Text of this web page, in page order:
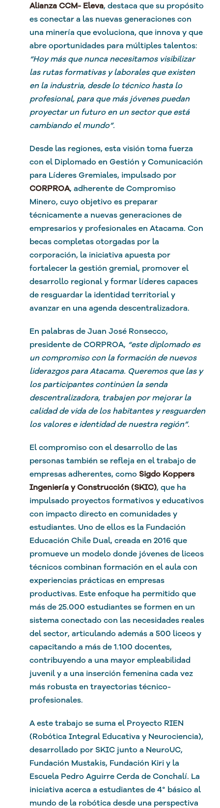
Alianza CCM- Eleva, destaca que su propósito
es conectar a las nuevas generaciones con
una minería que evoluciona, que innova y que
abre oportunidades para múltiples talentos:
“Hoy más que nunca necesitamos visibilizar
las rutas formativas y laborales que existen
en la industria, desde lo técnico hasta lo
profesional, para que más jóvenes puedan
proyectar un futuro en un sector que está
cambiando el mundo”.
Desde las regiones, esta visión toma fuerza
con el Diplomado en Gestión y Comunicación
para Líderes Gremiales, impulsado por
CORPROA, adherente de Compromiso
Minero, cuyo objetivo es preparar
técnicamente a nuevas generaciones de
empresarios y profesionales en Atacama. Con
becas completas otorgadas por la
corporación, la iniciativa apuesta por
fortalecer la gestión gremial, promover el
desarrollo regional y formar líderes capaces
de resguardar la identidad territorial y
avanzar en una agenda descentralizadora.
En palabras de Juan José Ronsecco,
presidente de CORPROA, “este diplomado es
un compromiso con la formación de nuevos
liderazgos para Atacama. Queremos que las y
los participantes continúen la senda
descentralizadora, trabajen por mejorar la
calidad de vida de los habitantes y resguarden
los valores e identidad de nuestra región”.
El compromiso con el desarrollo de las
personas también se refleja en el trabajo de
empresas adherentes, como Sigdo Koppers
Ingeniería y Construcción (SKIC), que ha
impulsado proyectos formativos y educativos
con impacto directo en comunidades y
estudiantes. Uno de ellos es la Fundación
Educación Chile Dual, creada en 2016 que
promueve un modelo donde jóvenes de liceos
técnicos combinan formación en el aula con
experiencias prácticas en empresas
productivas. Este enfoque ha permitido que
más de 25.000 estudiantes se formen en un
sistema conectado con las necesidades reales
del sector, articulando además a 500 liceos y
capacitando a más de 1.100 docentes,
contribuyendo a una mayor empleabilidad
juvenil y a una inserción femenina cada vez
más robusta en trayectorias técnico-
profesionales.
A este trabajo se suma el Proyecto RIEN
(Robótica Integral Educativa y Neurociencia),
desarrollado por SKIC junto a NeuroUC,
Fundación Mustakis, Fundación Kiri y la
Escuela Pedro Aguirre Cerda de Conchalí. La
iniciativa acerca a estudiantes de 4° básico al
mundo de la robótica desde una perspectiva